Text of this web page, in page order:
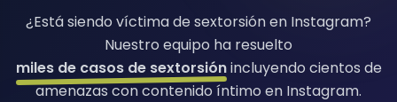
¿Está siendo víctima de sextorsión en Instagram?
Nuestro equipo ha resuelto
miles de casos de sextorsiónincluyendo cientos de
amenazas con contenido íntimo en Instagram.